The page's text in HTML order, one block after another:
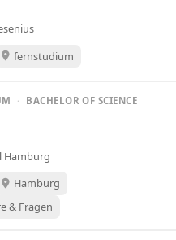
fernstudium
· BACHELOR OF SCIENCE
Hamburg
Hamburg
& Fragen